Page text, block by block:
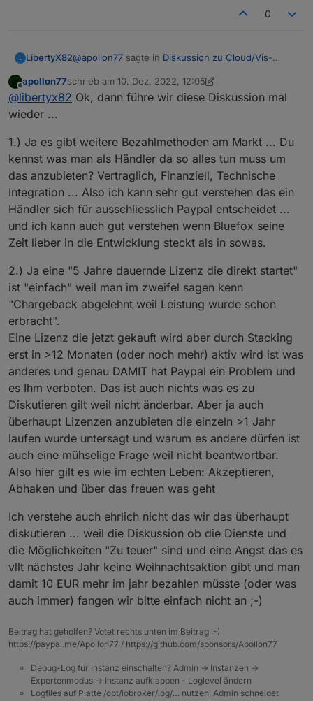
0
L LibertyX82@apollon77 sagte in Diskussion zu Cloud/Vis-
Daher darf Bluefox sowas nicht verkaufen.
wird, die sind alledings nicht die einzigen
Zahlungsdienstleister am Mark.
Zumal es auch noch andere Zahlungsmöglichkeiten
Meine 5 Jahre AV Lizenz konnte ich allerdings
ohne Probleme mit PayPal zahlen.
Offline
apollon77schrieb am 10. Dez. 2022, 12:05
zuletzt editiert von apollon7712. Okt. 2022, 13:08
@libertyx82 Ok, dann führe wir diese Diskussion mal
wieder ...
1.) Ja es gibt weitere Bezahlmethoden am Markt ... Du
kennst was man als Händler da so alles tun muss um
das anzubieten? Vertraglich, Finanziell, Technische
Integration ... Also ich kann sehr gut verstehen das ein
Händler sich für ausschliesslich Paypal entscheidet ...
und ich kann auch gut verstehen wenn Bluefox seine
Zeit lieber in die Entwicklung steckt als in sowas.
2.) Ja eine "5 Jahre dauernde Lizenz die direkt startet"
ist "einfach" weil man im zweifel sagen kenn
"Chargeback abgelehnt weil Leistung wurde schon
erbracht".
Eine Lizenz die jetzt gekauft wird aber durch Stacking
erst in >12 Monaten (oder noch mehr) aktiv wird ist was
anderes und genau DAMIT hat Paypal ein Problem und
es Ihm verboten. Das ist auch nichts was es zu
Diskutieren gilt weil nicht änderbar. Aber ja auch
überhaupt Lizenzen anzubieten die einzeln >1 Jahr
laufen wurde untersagt und warum es andere dürfen ist
auch eine mühselige Frage weil nicht beantwortbar.
Also hier gilt es wie im echten Leben: Akzeptieren,
Abhaken und über das freuen was geht
Ich verstehe auch ehrlich nicht das wir das überhaupt
diskutieren ... weil die Diskussion ob die Dienste und
die Möglichkeiten "Zu teuer" sind und eine Angst das es
vllt nächstes Jahr keine Weihnachtsaktion gibt und man
damit 10 EUR mehr im jahr bezahlen müsste (oder was
auch immer) fangen wir bitte einfach nicht an ;-)
Beitrag hat geholfen? Votet rechts unten im Beitrag :-)
https://paypal.me/Apollon77 / https://github.com/sponsors/Apollon77
Debug-Log für Instanz einschalten? Admin -> Instanzen ->
Expertenmodus -> Instanz aufklappen - Loglevel ändern
Logfiles auf Platte /opt/iobroker/log/… nutzen, Admin schneidet